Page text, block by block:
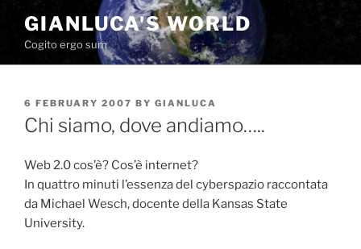
content
GIANLUCA'S WORLD
Cogito ergo sum
POSTED
ON
6 FEBRUARY 2007 BY GIANLUCA
Chi siamo, dove andiamo…..
Web 2.0 cos’è? Cos’è internet?
In quattro minuti l’essenza del cyberspazio raccontata
da Michael Wesch, docente della Kansas State
University.